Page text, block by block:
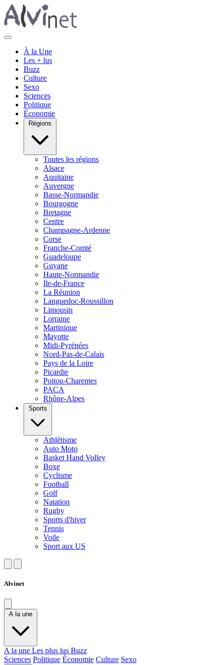
À la Une
Les + lus
Buzz
Culture
Sexo
Sciences
Politique
Économie
Régions
Toutes les régions
Alsace
Aquitaine
Auvergne
Basse-Normandie
Bourgogne
Bretagne
Centre
Champagne-Ardenne
Corse
Franche-Comté
Guadeloupe
Guyane
Haute-Normandie
Ile-de-France
La Réunion
Languedoc-Roussillon
Limousin
Lorraine
Martinique
Mayotte
Midi-Pyrénées
Nord-Pas-de-Calais
Pays de la Loire
Picardie
Poitou-Charentes
PACA
Rhône-Alpes
Sports
Athlétisme
Auto Moto
Basket Hand Volley
Boxe
Cyclisme
Football
Golf
Natation
Rugby
Sports d'hiver
Tennis
Voile
Sport aux US
Alvinet
A la une
A la une Les plus lus Buzz
Sciences Politique Économie Culture Sexo